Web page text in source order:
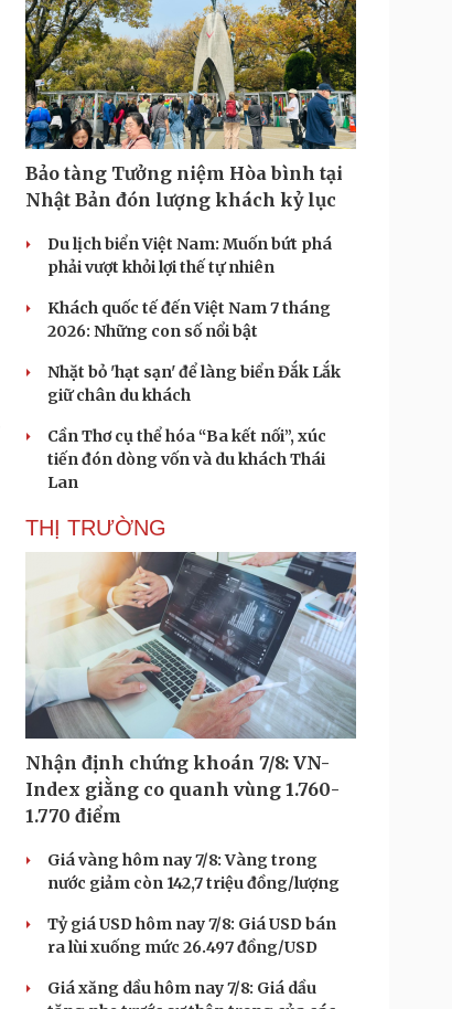
Bảo tàng Tưởng niệm Hòa bình tại
Nhật Bản đón lượng khách kỷ lục
Du lịch biển Việt Nam: Muốn bứt phá
phải vượt khỏi lợi thế tự nhiên
Khách quốc tế đến Việt Nam 7 tháng
2026: Những con số nổi bật
Nhặt bỏ 'hạt sạn' để làng biển Đắk Lắk
giữ chân du khách
Cần Thơ cụ thể hóa “Ba kết nối”, xúc
tiến đón dòng vốn và du khách Thái
Lan
THỊ TRƯỜNG
Nhận định chứng khoán 7/8: VN-
Index giằng co quanh vùng 1.760-
1.770 điểm
Giá vàng hôm nay 7/8: Vàng trong
nước giảm còn 142,7 triệu đồng/lượng
Tỷ giá USD hôm nay 7/8: Giá USD bán
ra lùi xuống mức 26.497 đồng/USD
Giá xăng dầu hôm nay 7/8: Giá dầu